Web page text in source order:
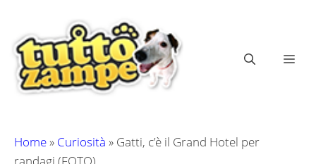
contenuto
Home» Curiosità » Gatti, c’è il Grand Hotel per
randagi (FOTO)